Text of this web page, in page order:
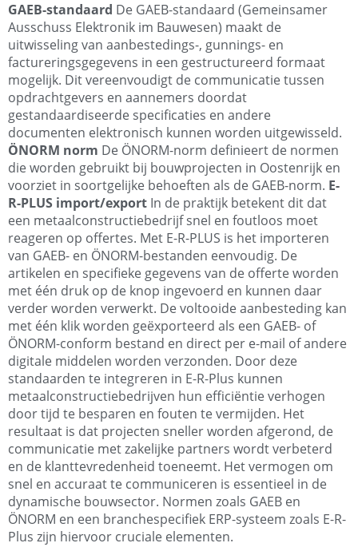
GAEB-standaard De GAEB-standaard (Gemeinsamer
Ausschuss Elektronik im Bauwesen) maakt de
uitwisseling van aanbestedings-, gunnings- en
factureringsgegevens in een gestructureerd formaat
mogelijk. Dit vereenvoudigt de communicatie tussen
opdrachtgevers en aannemers doordat
gestandaardiseerde specificaties en andere
documenten elektronisch kunnen worden uitgewisseld.
ÖNORM norm De ÖNORM-norm definieert de normen
die worden gebruikt bij bouwprojecten in Oostenrijk en
voorziet in soortgelijke behoeften als de GAEB-norm. E-
R-PLUS import/export In de praktijk betekent dit dat
een metaalconstructiebedrijf snel en foutloos moet
reageren op offertes. Met E-R-PLUS is het importeren
van GAEB- en ÖNORM-bestanden eenvoudig. De
artikelen en specifieke gegevens van de offerte worden
met één druk op de knop ingevoerd en kunnen daar
verder worden verwerkt. De voltooide aanbesteding kan
met één klik worden geëxporteerd als een GAEB- of
ÖNORM-conform bestand en direct per e-mail of andere
digitale middelen worden verzonden. Door deze
standaarden te integreren in E-R-Plus kunnen
metaalconstructiebedrijven hun efficiëntie verhogen
door tijd te besparen en fouten te vermijden. Het
resultaat is dat projecten sneller worden afgerond, de
communicatie met zakelijke partners wordt verbeterd
en de klanttevredenheid toeneemt. Het vermogen om
snel en accuraat te communiceren is essentieel in de
dynamische bouwsector. Normen zoals GAEB en
ÖNORM en een branchespecifiek ERP-systeem zoals E-R-
Plus zijn hiervoor cruciale elementen.